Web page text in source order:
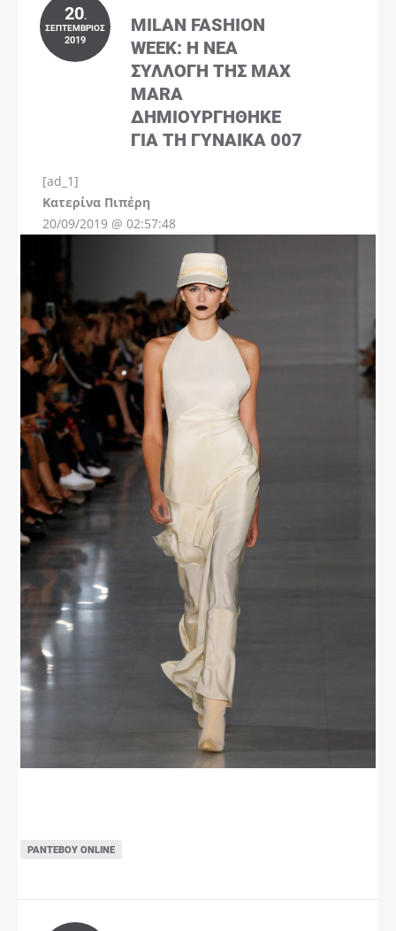
20.
ΣΕΠΤΈΜΒΡΙΟΣ
2019
MILAN FASHION
WEEK: Η ΝΈΑ
ΣΥΛΛΟΓΉ ΤΗΣ MAX
MARA
ΔΗΜΙΟΥΡΓΉΘΗΚΕ
ΓΙΑ ΤΗ ΓΥΝΑΊΚΑ 007
[ad_1]
Kατερίνα Πιπέρη
20/09/2019 @ 02:57:48
ΡΑΝΤΕΒΟΎ ONLINE